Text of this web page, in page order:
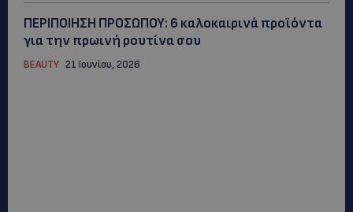
ΠΕΡΙΠΟΙΗΣΗ ΠΡΟΣΩΠΟΥ: 6 καλοκαιρινά προϊόντα
για την πρωινή ρουτίνα σου
BEAUTY 21 Ιουνίου, 2026